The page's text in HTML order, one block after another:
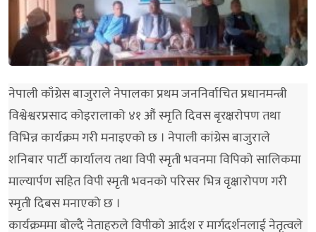
नेपाली काँग्रेस बाजुराले नेपालका प्रथम जननिर्वाचित प्रधानमन्त्री
विश्वेश्वरप्रसाद कोइरालाको ४१ औं स्मृति दिवस बृरक्षराेपण तथा
विभिन्न कार्यक्रम गरी मनाइएको छ । नेपाली कांग्रेस बाजुराले
शनिबार पार्टी कार्यालय तथा विपी स्मृती भवनमा विपिको सालिकमा
माल्यार्पण सहित विपी स्मृती भवनको परिसर भित्र वृक्षारोपण गरी
स्मृती दिबस मनाएको छ ।
कार्यक्रममा बोल्दै नेताहरुले विपीको आर्दश र मार्गदर्शनलाई नेतृत्वले